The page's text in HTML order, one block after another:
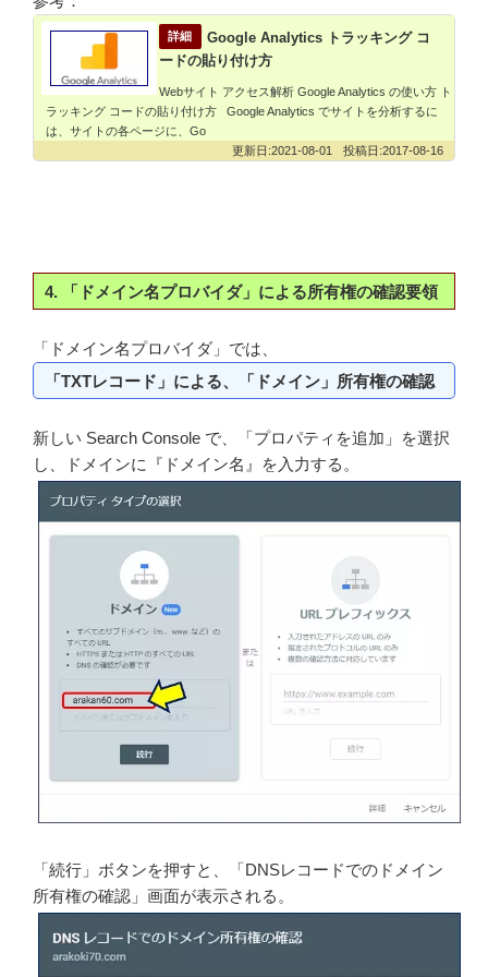
Google Analytics トラッキング コ
ードの貼り付け方
Webサイト アクセス解析 Google Analytics の使い方 ト
ラッキング コードの貼り付け方 Google Analytics でサイトを分析するに
は、サイトの各ページに、Go
2017-08-16
2021-08-01
4. 「ドメイン名プロバイダ」による所有権の確認要領
「ドメイン名プロバイダ」では、
「TXTレコード」による、「ドメイン」所有権の確認
新しい Search Console で、「プロパティを追加」を選択
し、ドメインに『ドメイン名』を入力する。
「続行」ボタンを押すと、「DNSレコードでのドメイン
所有権の確認」画面が表示される。